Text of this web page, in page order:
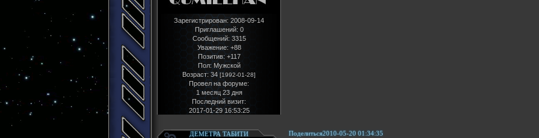
Зарегистрирован: 2008-09-14
Приглашений: 0
Сообщений: 3315
Уважение: +88
Позитив: +117
Пол: Мужской
Возраст: 34 [1992-01-28]
Провел на форуме:
1 месяц 23 дня
Последний визит:
2017-01-29 16:53:25
Поделиться2010-05-20 01:34:35
ДЕМЕТРА ТАБИТИ